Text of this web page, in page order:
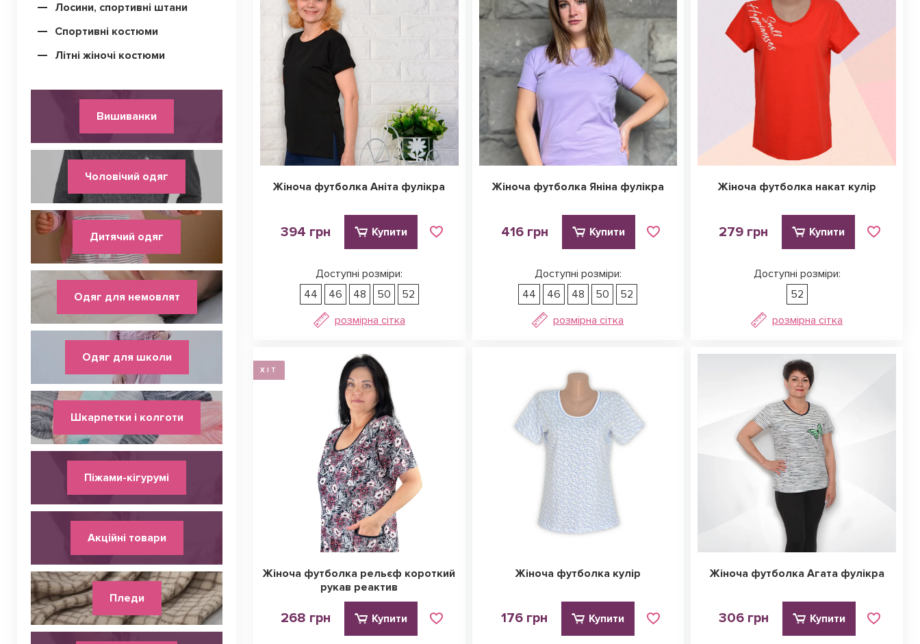
Жіноча футболка Аніта фулікра
394 грн Купити
Доступні розміри:
44
46 48 50
52
розмірна сітка
Жіноча футболка Яніна фулікра
416 грн Купити
Доступні розміри:
44
46 48 50
52
розмірна сітка
Жіноча футболка накат кулір
279 грн Купити
Доступні розміри:
52
розмірна сітка
ХІТ
Жіноча футболка рельєф короткий
рукав реактив
268 грн Купити
Жіноча футболка кулір
176 грн Купити
Жіноча футболка Агата фулікра
306 грн Купити
Вишиванки
Лосини, спортивні штани
Спортивні костюми
Літні жіночі костюми
Чоловічий одяг
Дитячий одяг
Одяг для немовлят
Одяг для школи
Шкарпетки і колготи
Піжами-кігурумі
Акційні товари
Пледи